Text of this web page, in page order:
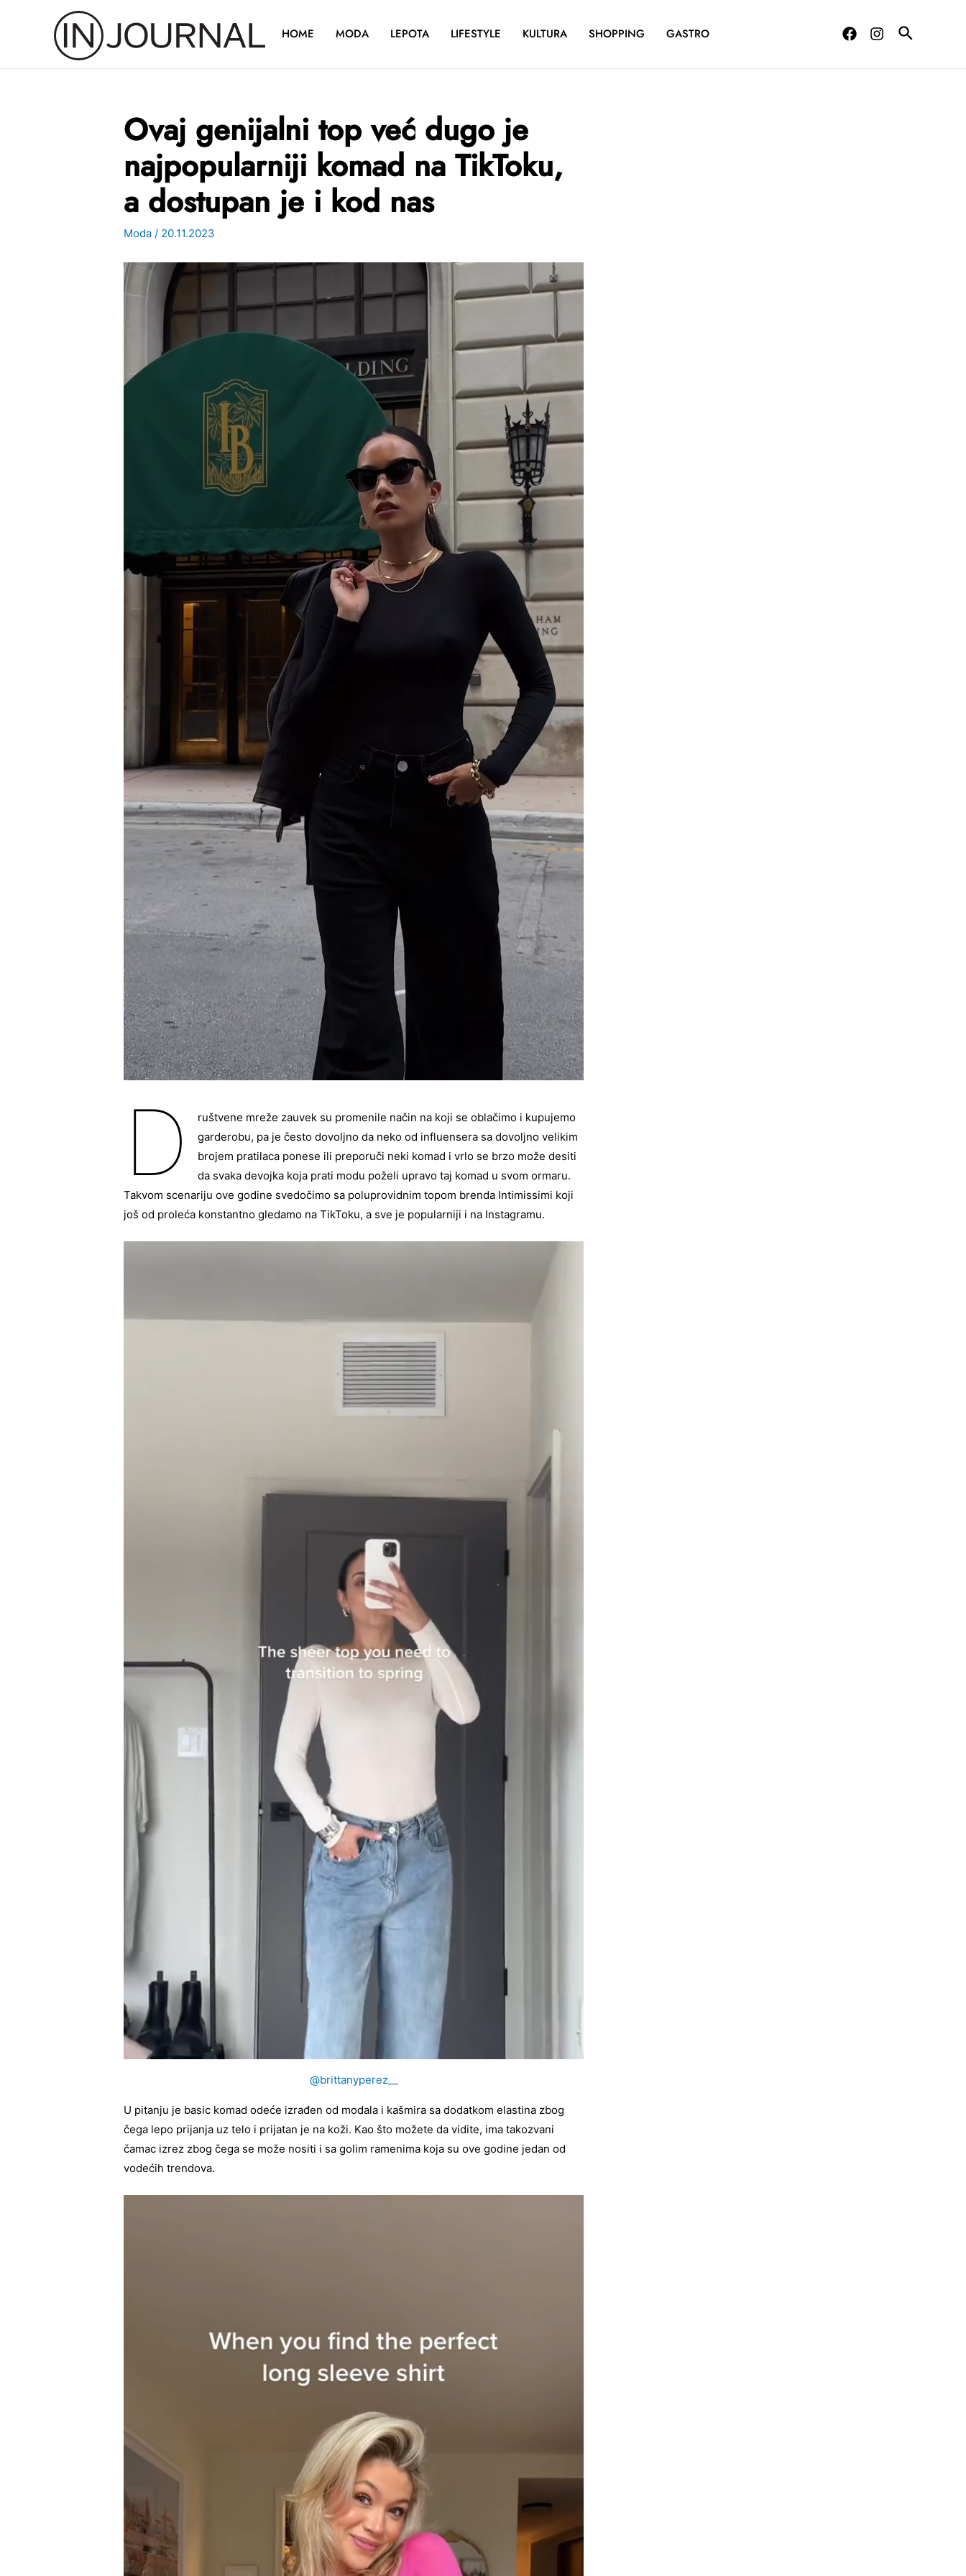
HOME MODA LEPOTA LIFESTYLE KULTURA SHOPPING GASTRO
Ovaj genijalni top već dugo je
najpopularniji komad na TikToku,
a dostupan je i kod nas
Moda / 20.11.2023
D
ruštvene mreže zauvek su promenile način na koji se oblačimo i kupujemo
garderobu, pa je često dovoljno da neko od influensera sa dovoljno velikim
brojem pratilaca ponese ili preporuči neki komad i vrlo se brzo može desiti
da svaka devojka koja prati modu poželi upravo taj komad u svom ormaru.
Takvom scenariju ove godine svedočimo sa poluprovidnim topom brenda Intimissimi koji
još od proleća konstantno gledamo na TikToku, a sve je popularniji i na Instagramu.
@brittanyperez__
U pitanju je basic komad odeće izrađen od modala i kašmira sa dodatkom elastina zbog
čega lepo prijanja uz telo i prijatan je na koži. Kao što možete da vidite, ima takozvani
čamac izrez zbog čega se može nositi i sa golim ramenima koja su ove godine jedan od
vodećih trendova.